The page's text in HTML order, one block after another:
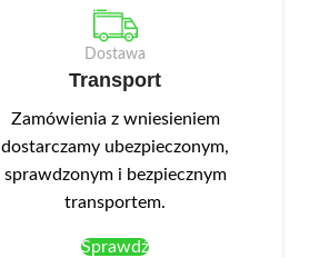
Dostawa
Transport
Zamówienia z wniesieniem
dostarczamy ubezpieczonym,
sprawdzonym i bezpiecznym
transportem.
Sprawdź